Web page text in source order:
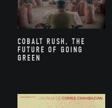
COBALT RUSH, THE
FUTURE OF GOING
GREEN